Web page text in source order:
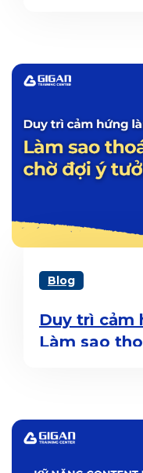
Blog
Duy trì cảm
Làm sao